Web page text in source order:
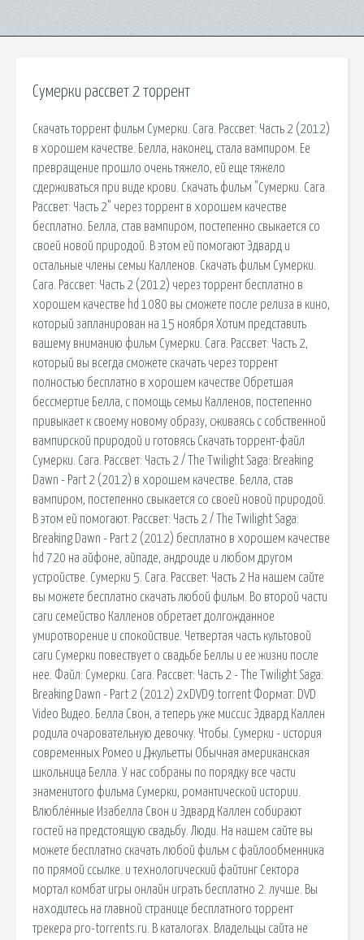
Сумерки рассвет 2 торрент
Скачать торрент фильм Сумерки. Сага. Рассвет: Часть 2 (2012)
в хорошем качестве. Белла, наконец, стала вампиром. Ее
превращение прошло очень тяжело, ей еще тяжело
сдерживаться при виде крови. Скачать фильм "Сумерки. Сага.
Рассвет: Часть 2" через торрент в хорошем качестве
бесплатно. Белла, став вампиром, постепенно свыкается со
своей новой природой. В этом ей помогают Эдвард и
остальные члены семьи Калленов. Скачать фильм Сумерки.
Сага. Рассвет: Часть 2 (2012) через торрент бесплатно в
хорошем качестве hd 1080 вы сможете после релиза в кино,
который запланирован на 15 ноября Хотим представить
вашему вниманию фильм Сумерки. Сага. Рассвет: Часть 2,
который вы всегда сможете скачать через торрент
полностью бесплатно в хорошем качестве Обретшая
бессмертие Белла, с помощь семьи Калленов, постепенно
привыкает к своему новому образу, сживаясь с собственной
вампирской природой и готовясь Скачать торрент-файл
Сумерки. Сага. Рассвет: Часть 2 / The Twilight Saga: Breaking
Dawn - Part 2 (2012) в хорошем качестве. Белла, став
вампиром, постепенно свыкается со своей новой природой.
В этом ей помогают. Рассвет: Часть 2 / The Twilight Saga:
Breaking Dawn - Part 2 (2012) бесплатно в хорошем качестве
hd 720 на айфоне, айпаде, андроиде и любом другом
устройстве. Сумерки 5. Сага. Рассвет: Часть 2 На нашем сайте
вы можете бесплатно скачать любой фильм. Во второй части
саги семейство Калленов обретает долгожданное
умиротворение и спокойствие. Четвертая часть культовой
саги Сумерки повествует о свадьбе Беллы и ее жизни после
нее. Файл: Сумерки. Сага. Рассвет: Часть 2 - The Twilight Saga:
Breaking Dawn - Part 2 (2012) 2xDVD9.torrent Формат: DVD
Video Видео. Белла Свон, а теперь уже миссис Эдвард Каллен
родила очаровательную девочку. Чтобы. Сумерки - история
современных Ромео и Джульетты Обычная американская
школьница Белла. У нас собраны по порядку все части
знаменитого фильма Сумерки, романтической истории.
Влюблённые Изабелла Свон и Эдвард Каллен собирают
гостей на предстоящую свадьбу. Люди. На нашем сайте вы
можете бесплатно скачать любой фильм с файлообменника
по прямой ссылке. и технологический файтинг Сектора
мортал комбат игры онлайн играть бесплатно 2. лучше. Вы
находитесь на главной странице бесплатного торрент
трекера pro-torrents.ru. В каталогах. Владельцы сайта не